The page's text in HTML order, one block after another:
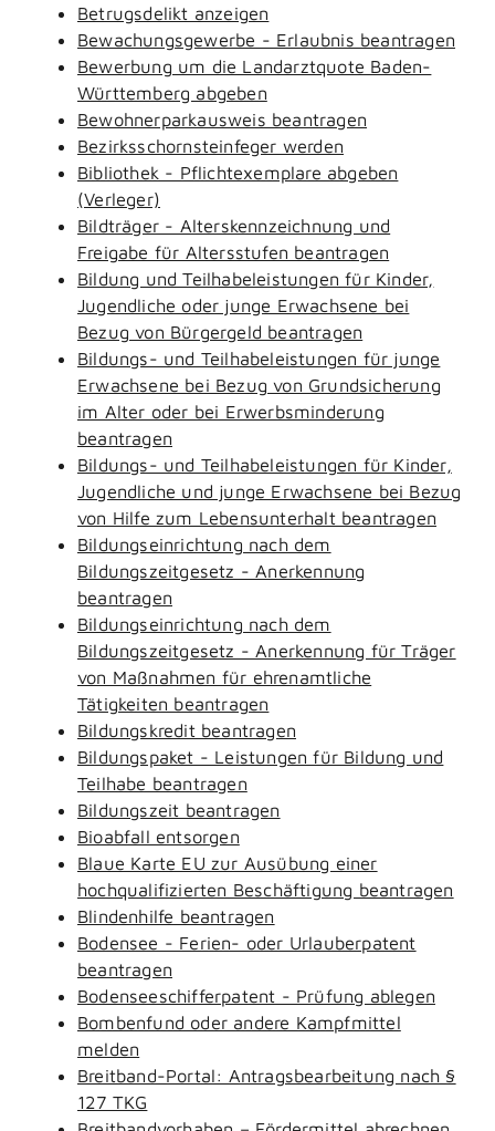
Betrugsdelikt anzeigen
Bewachungsgewerbe - Erlaubnis beantragen
Bewerbung um die Landarztquote Baden-
Württemberg abgeben
Bewohnerparkausweis beantragen
Bezirksschornsteinfeger werden
Bibliothek - Pflichtexemplare abgeben
(Verleger)
Bildträger - Alterskennzeichnung und
Freigabe für Altersstufen beantragen
Bildung und Teilhabeleistungen für Kinder,
Jugendliche oder junge Erwachsene bei
Bezug von Bürgergeld beantragen
Bildungs- und Teilhabeleistungen für junge
Erwachsene bei Bezug von Grundsicherung
im Alter oder bei Erwerbsminderung
beantragen
Bildungs- und Teilhabeleistungen für Kinder,
Jugendliche und junge Erwachsene bei Bezug
von Hilfe zum Lebensunterhalt beantragen
Bildungseinrichtung nach dem
Bildungszeitgesetz - Anerkennung
beantragen
Bildungseinrichtung nach dem
Bildungszeitgesetz - Anerkennung für Träger
von Maßnahmen für ehrenamtliche
Tätigkeiten beantragen
Bildungskredit beantragen
Bildungspaket - Leistungen für Bildung und
Teilhabe beantragen
Bildungszeit beantragen
Bioabfall entsorgen
Blaue Karte EU zur Ausübung einer
hochqualifizierten Beschäftigung beantragen
Blindenhilfe beantragen
Bodensee - Ferien- oder Urlauberpatent
beantragen
Bodenseeschifferpatent - Prüfung ablegen
Bombenfund oder andere Kampfmittel
melden
Breitband-Portal: Antragsbearbeitung nach §
127 TKG